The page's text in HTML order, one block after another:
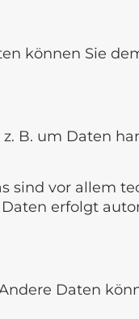
können Sie
B. um Daten
sind vor allem
erfolgt
Daten